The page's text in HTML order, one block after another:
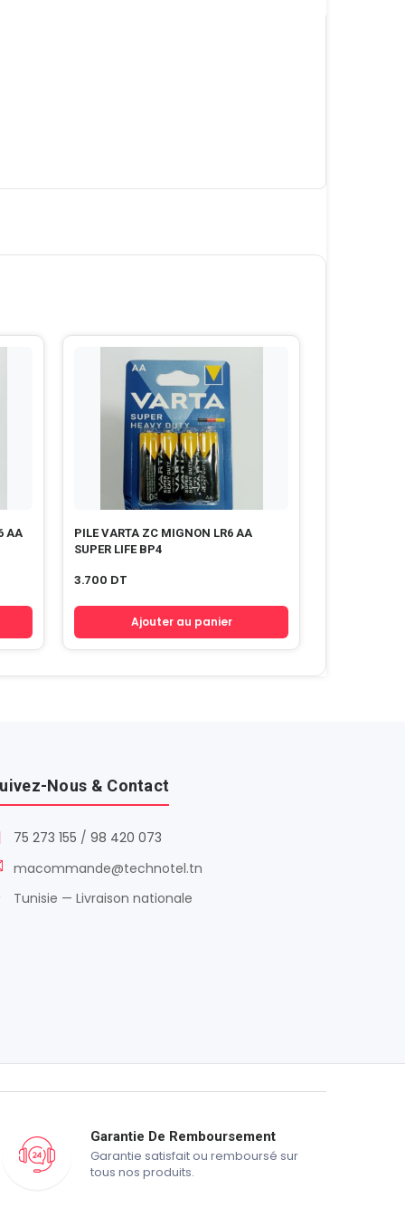
AA
PILE VARTA ZC MIGNON LR6 AA
SUPER LIFE BP4
3.700 DT
Ajouter au panier
Nous & Contact
75 273 155 / 98 420 073
macommande@technotel.tn
Tunisie — Livraison nationale
Garantie De Remboursement
Garantie satisfait ou remboursé sur
tous nos produits.